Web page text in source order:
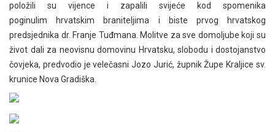
položili su vijence i zapalili svijeće kod spomenika
poginulim hrvatskim braniteljima i biste prvog hrvatskog
predsjednika dr. Franje Tuđmana. Molitve za sve domoljube koji su
život dali za neovisnu domovinu Hrvatsku, slobodu i dostojanstvo
čovjeka, predvodio je velečasni Jozo Jurić, župnik Župe Kraljice sv.
krunice Nova Gradiška.